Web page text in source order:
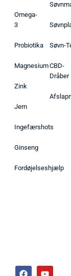
Omega-
3
Probiotika
Magnesium
Zink
Jern
Ingefærshots
Ginseng
Fordøjelseshjælp
Søvn-
CBD-
Dråber